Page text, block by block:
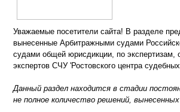
Уважаемые посетители сайта! В разделе
вынесенные Арбитражными судами
судами общей юрисдикции, по
экспертов СЧУ 'Ростовского центра
Данный раздел находится в стадии
не полное количество решений,